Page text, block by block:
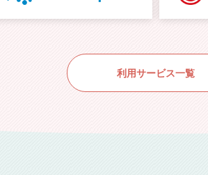
利用サービス一覧